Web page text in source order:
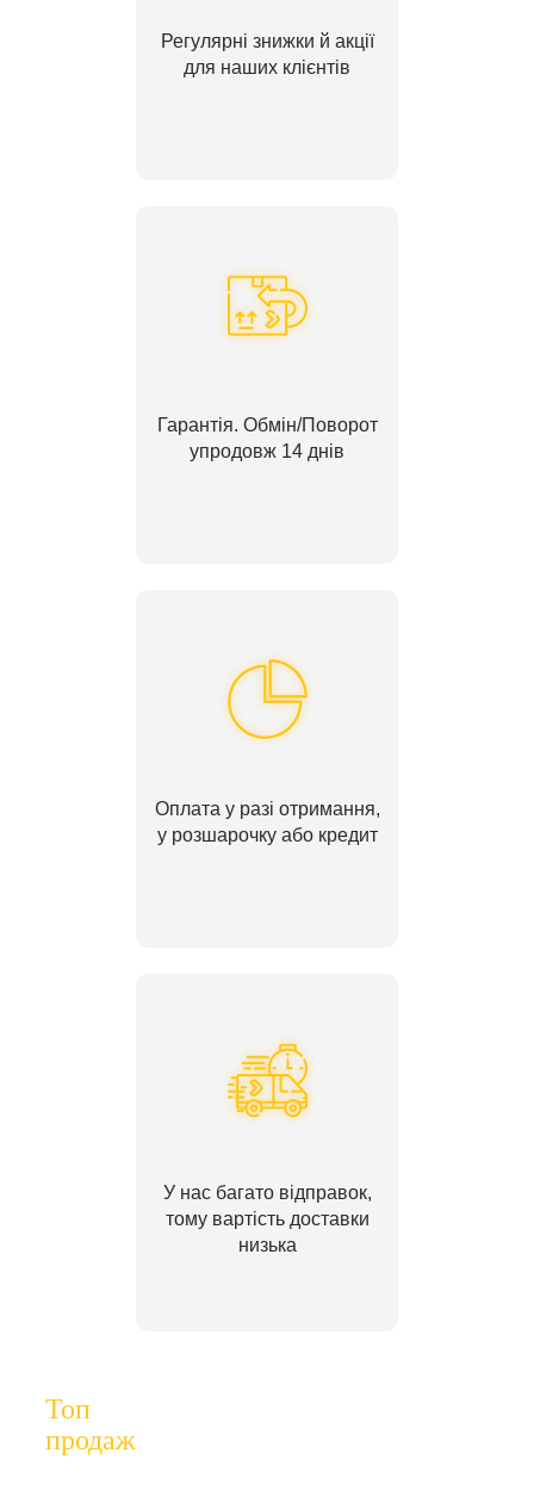
Регулярні знижки й акції
для наших клієнтів
Гарантія. Обмін/Поворот
упродовж 14 днів
Оплата у разі отримання,
у розшарочку або кредит
У нас багато відправок,
тому вартість доставки
низька
Топ
продаж